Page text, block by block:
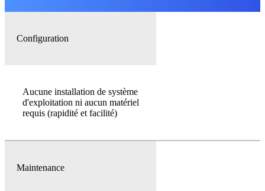
Configuration
Aucune installation de système
d'exploitation ni aucun matériel
requis (rapidité et facilité)
Maintenance